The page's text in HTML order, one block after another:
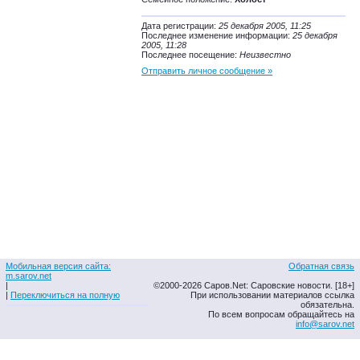
Дата регистрации: 25 декабря 2005, 11:25
Последнее изменение информации: 25 декабря
2005, 11:28
Последнее посещение: Неизвестно
Отправить личное сообщение »
Мобильная версия сайта:
m.sarov.net
|
| Переключиться на полную
Обратная связь
©2000-2026 Саров.Net: Саровские новости. [18+]
При использовании материалов ссылка
обязательна.
По всем вопросам обращайтесь на
info@sarov.net